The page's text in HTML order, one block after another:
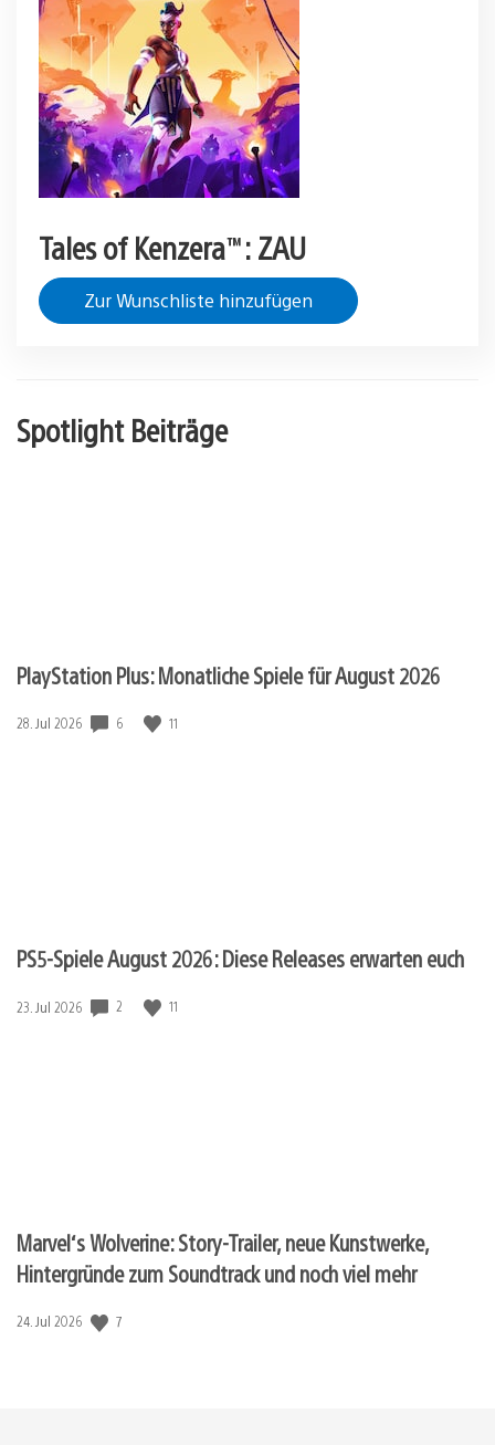
Tales of Kenzera™: ZAU
Zur Wunschliste hinzufügen
Spotlight Beiträge
PlayStation Plus: Monatliche Spiele für August 2026
Veröffentlichungsdatum:
28. Jul 2026 6 11
PS5-Spiele August 2026: Diese Releases erwarten euch
Veröffentlichungsdatum:
23. Jul 2026 2 11
Marvel‘s Wolverine: Story-Trailer, neue Kunstwerke,
Hintergründe zum Soundtrack und noch viel mehr
Veröffentlichungsdatum:
24. Jul 2026 7